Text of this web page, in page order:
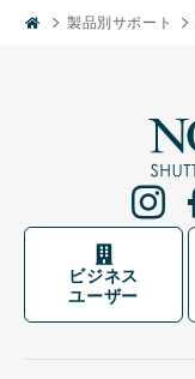
製品別サポート
ビジネス
ユーザー